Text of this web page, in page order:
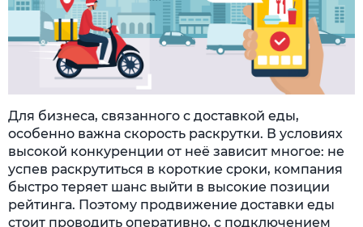
Для бизнеса, связанного с доставкой еды,
особенно важна скорость раскрутки. В условиях
высокой конкуренции от неё зависит многое: не
успев раскрутиться в короткие сроки, компания
быстро теряет шанс выйти в высокие позиции
рейтинга. Поэтому продвижение доставки еды
стоит проводить оперативно, с подключением